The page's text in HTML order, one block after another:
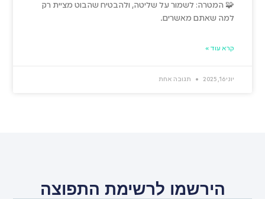
🧩 המטרה: לשמור על שליטה, ולהבטיח שהבוט מציית רק
למה שאתם מאשרים.
קרא עוד »
יוני 16, 2025 תגובה אחת
הירשמו לרשימת התפוצה